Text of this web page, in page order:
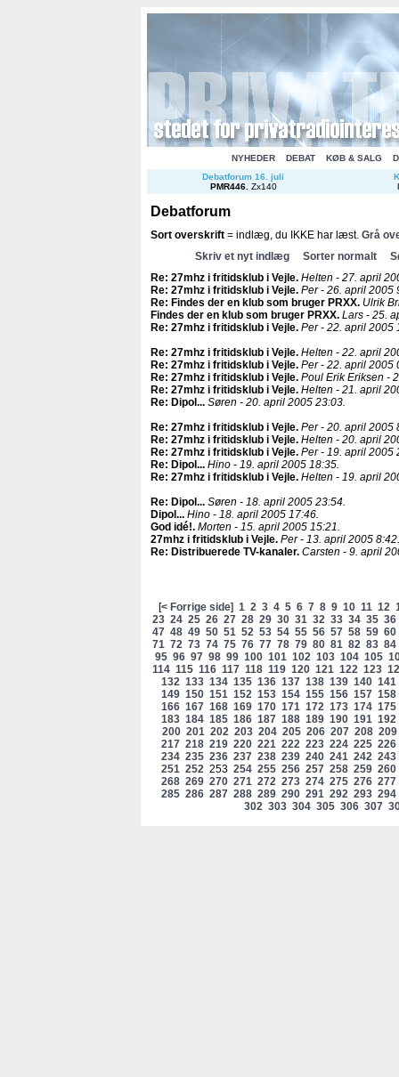
NYHEDER DEBAT KØB & SALG
Debatforum 16. juli
PMR446. Zx140
Debatforum
Sort overskrift = indlæg, du IKKE har læst. Grå
Skriv et nyt indlæg
Sorter normalt
Re: 27mhz i fritidsklub i Vejle. Helten - 27. april
Re: 27mhz i fritidsklub i Vejle. Per - 26. april 2005
Re: Findes der en klub som bruger PRXX. Ulrik
Findes der en klub som bruger PRXX. Lars - 25.
Re: 27mhz i fritidsklub i Vejle. Per - 22. april 2005
Re: 27mhz i fritidsklub i Vejle. Helten - 22. april
Re: 27mhz i fritidsklub i Vejle. Per - 22. april 2005
Re: 27mhz i fritidsklub i Vejle. Poul Erik Eriksen -
Re: 27mhz i fritidsklub i Vejle. Helten - 21. april
Re: Dipol... Søren - 20. april 2005 23:03.
Re: 27mhz i fritidsklub i Vejle. Per - 20. april 2005
Re: 27mhz i fritidsklub i Vejle. Helten - 20. april
Re: 27mhz i fritidsklub i Vejle. Per - 19. april 2005
Re: Dipol... Hino - 19. april 2005 18:35.
Re: 27mhz i fritidsklub i Vejle. Helten - 19. april
Re: Dipol... Søren - 18. april 2005 23:54.
Dipol... Hino - 18. april 2005 17:46.
God idé!. Morten - 15. april 2005 15:21.
27mhz i fritidsklub i Vejle. Per - 13. april 2005 8:42.
Re: Distribuerede TV-kanaler. Carsten - 9. april
[< Forrige side] 1 2 3 4 5 6 7 8 9 10 11 12
23 24 25 26 27 28 29 30 31 32 33 34 35 36
47 48 49 50 51 52 53 54 55 56 57 58 59 60
71 72 73 74 75 76 77 78 79 80 81 82 83 84
95 96 97 98 99 100 101 102 103 104 105
114 115 116 117 118 119 120 121 122 123
132 133 134 135 136 137 138 139 140 141
149 150 151 152 153 154 155 156 157 158
166 167 168 169 170 171 172 173 174 175
183 184 185 186 187 188 189 190 191 192
200 201 202 203 204 205 206 207 208 209
217 218 219 220 221 222 223 224 225 226
234 235 236 237 238 239 240 241 242 243
251 252 253 254 255 256 257 258 259 260
268 269 270 271 272 273 274 275 276 277
285 286 287 288 289 290 291 292 293 294
302 303 304 305 306 307